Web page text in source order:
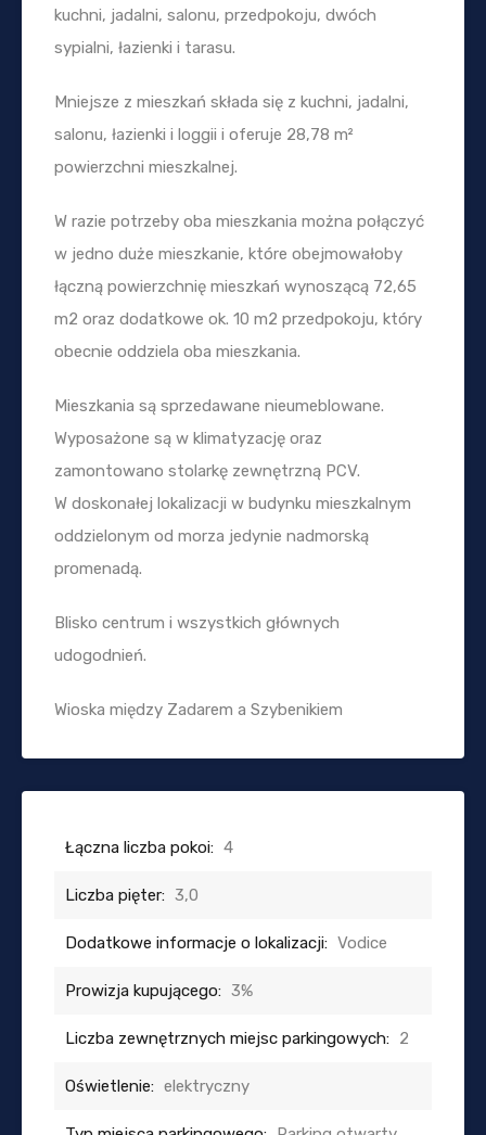
kuchni, jadalni, salonu, przedpokoju, dwóch
sypialni, łazienki i tarasu.
Mniejsze z mieszkań składa się z kuchni, jadalni,
salonu, łazienki i loggii i oferuje 28,78 m²
powierzchni mieszkalnej.
W razie potrzeby oba mieszkania można połączyć
w jedno duże mieszkanie, które obejmowałoby
łączną powierzchnię mieszkań wynoszącą 72,65
m2 oraz dodatkowe ok. 10 m2 przedpokoju, który
obecnie oddziela oba mieszkania.
Mieszkania są sprzedawane nieumeblowane.
Wyposażone są w klimatyzację oraz
zamontowano stolarkę zewnętrzną PCV.
W doskonałej lokalizacji w budynku mieszkalnym
oddzielonym od morza jedynie nadmorską
promenadą.
Blisko centrum i wszystkich głównych
udogodnień.
Wioska między Zadarem a Szybenikiem
Łączna liczba pokoi: 4
Liczba pięter: 3,0
Dodatkowe informacje o lokalizacji: Vodice
Prowizja kupującego: 3%
Liczba zewnętrznych miejsc parkingowych: 2
Oświetlenie: elektryczny